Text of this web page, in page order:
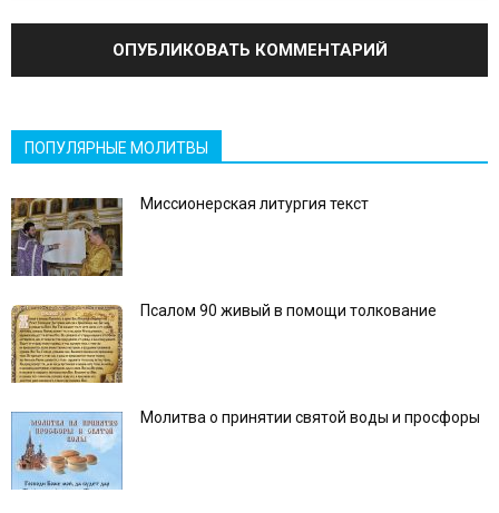
ПОПУЛЯРНЫЕ МОЛИТВЫ
Миссионерская литургия текст
Псалом 90 живый в помощи толкование
Молитва о принятии святой воды и просфоры